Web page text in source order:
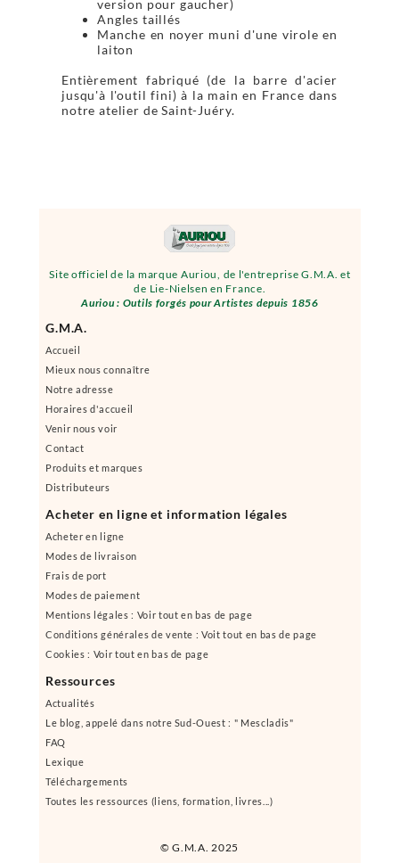
© G.M.A. 2025
Site officiel de la marque Auriou, de l'entreprise G.M.A. et
de Lie-Nielsen en France.
Auriou : Outils forgés pour Artistes depuis 1856
G.M.A.
Accueil
Mieux nous connaître
Notre adresse
Horaires d'accueil
Venir nous voir
Contact
Produits et marques
Distributeurs
Acheter en ligne et information légales
Acheter en ligne
Modes de livraison
Frais de port
Modes de paiement
Mentions légales : Voir tout en bas de page
Conditions générales de vente : Voit tout en bas de page
Cookies : Voir tout en bas de page
Ressources
Actualités
Le blog, appelé dans notre Sud-Ouest : " Mescladis"
FAQ
Lexique
Téléchargements
Toutes les ressources (liens, formation, livres...)
version pour gaucher)
Angles taillés
Manche en noyer muni d'une virole en
laiton
Entièrement fabriqué (de la barre d'acier
jusqu'à l'outil fini) à la main en France dans
notre atelier de Saint-Juéry.